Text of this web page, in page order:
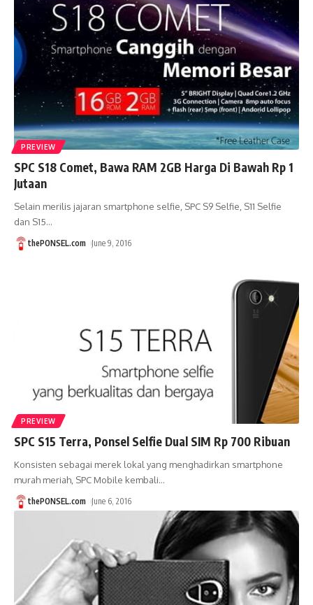
PREVIEW
SPC S18 Comet, Bawa RAM 2GB Harga Di Bawah Rp 1
Jutaan
Selain merilis jajaran smartphone selfie, SPC S9 Selfie, S11 Selfie
dan S15…
thePONSEL.com June 9, 2016
PREVIEW
SPC S15 Terra, Ponsel Selfie Dual SIM Rp 700 Ribuan
Konsisten sebagai merek lokal yang menghadirkan smartphone
murah meriah, SPC Mobile kembali…
thePONSEL.com June 6, 2016